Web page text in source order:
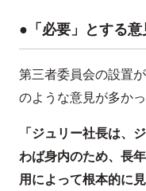
●「必要」とする意
第三者委員会の設置
のような意見が多かっ
「ジュリー社長は、
わば身内のため、長
用によって根本的に